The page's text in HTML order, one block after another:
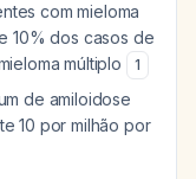
com mieloma
10% dos casos de
múltiplo
1
de amiloidose
10 por milhão por